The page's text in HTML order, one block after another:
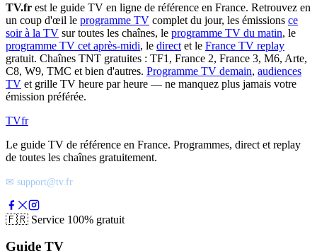
TV.fr est le guide TV en ligne de référence en France. Retrouvez en
un coup d'œil le programme TV complet du jour, les émissions ce
soir à la TV sur toutes les chaînes, le programme TV du matin, le
programme TV cet après-midi, le direct et le France TV replay
gratuit. Chaînes TNT gratuites : TF1, France 2, France 3, M6, Arte,
C8, W9, TMC et bien d'autres. Programme TV demain, audiences
TV et grille TV heure par heure — ne manquez plus jamais votre
émission préférée.
TVfr
Le guide TV de référence en France. Programmes, direct et replay
de toutes les chaînes gratuitement.
✉ support@tv.fr
🇫🇷 Service 100% gratuit
Guide TV